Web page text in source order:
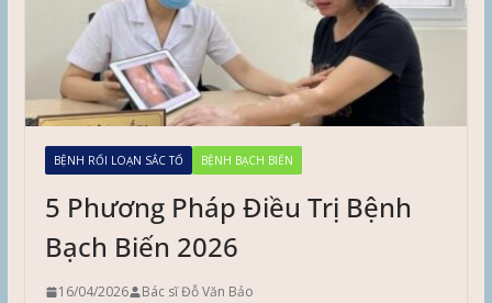
BỆNH RỐI LOẠN SẮC TỐ BỆNH BẠCH BIẾN
5 Phương Pháp Điều Trị Bệnh
Bạch Biến 2026
16/04/2026 Bác sĩ Đỗ Văn Bảo